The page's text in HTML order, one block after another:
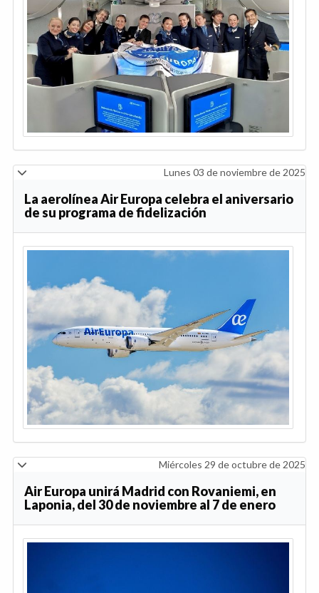
Lunes 03 de noviembre de 2025
La aerolínea Air Europa celebra el aniversario
de su programa de fidelización
Miércoles 29 de octubre de 2025
Air Europa unirá Madrid con Rovaniemi, en
Laponia, del 30 de noviembre al 7 de enero